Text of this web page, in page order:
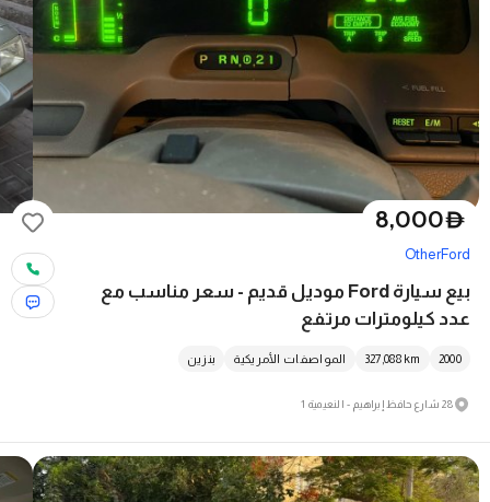
D
8,000
Ford
Other
بيع سيارة Ford موديل قديم - سعر مناسب مع
عدد كيلومترات مرتفع
2000
327,088 km المواصفات الأمريكية بنزين
28 شارع حافظ إبراهيم - النعيمية 1